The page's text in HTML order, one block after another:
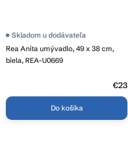
Rea Anita umývadlo, 49 x 38 cm,
biela, REA-U0669
Priemerné
produktu
je
Skladom u dodávateľa
€23
Do košíka